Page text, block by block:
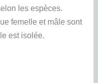
les espèces.
femelle et mâle sont
est isolée.